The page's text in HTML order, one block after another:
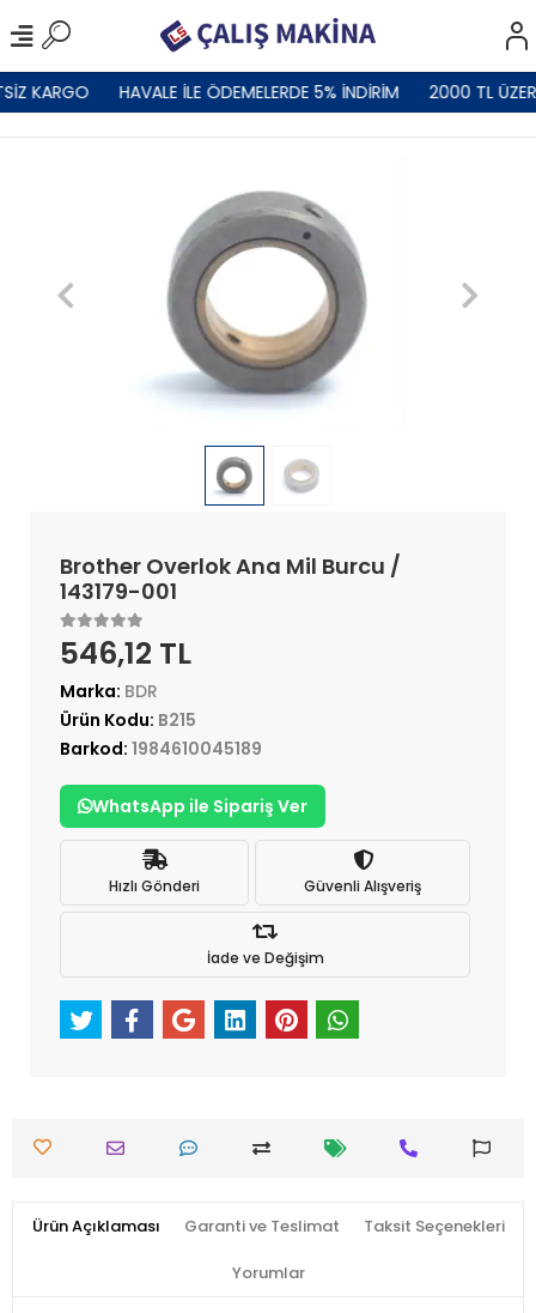
KARGO HAVALE İLE ÖDEMELERDE 5% İNDİRİM 2000 TL
Brother Overlok Ana Mil Burcu /
143179-001
546,12 TL
Marka: BDR
Ürün Kodu: B215
Barkod: 1984610045189
WhatsApp ile Sipariş Ver
Hızlı Gönderi Güvenli Alışveriş
İade ve Değişim
Ürün Açıklaması Garanti ve Teslimat Taksit Seçenekleri
Yorumlar